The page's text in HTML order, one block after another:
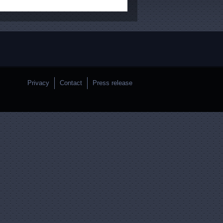
Privacy Contact Press release